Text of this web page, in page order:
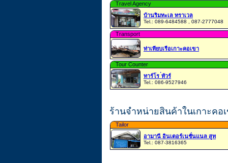
Travel Agency
บ้านริมทะเล ทราเวล
Tel.: 089-6484588 , 087-2777048
Transport
ท่าเทียบเรือเกาะคอเขา
Tour Counter
ทาร์โร ่ทัวร์
Tel.: 086-9527946
ร้านจำหน่ายสินค้าในเกาะคอ
Tailor
อามานี อินเตอร์เนชั่นแนล สูท
Tel.: 087-3816365